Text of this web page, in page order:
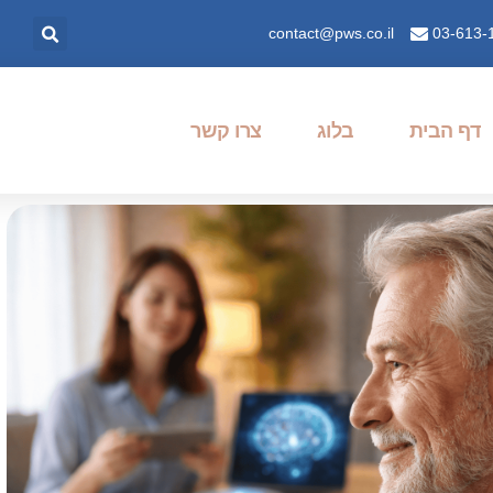
03-613-
contact@pws.co.il
דף הבית בלוג צרו קשר